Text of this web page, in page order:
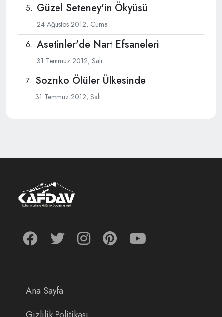
Güzel Seteney'in Ökyüsü
24 Ağustos 2012, Cuma
Asetinler'de Nart Efsaneleri
31 Temmuz 2012, Salı
Sozrıko Ölüler Ülkesinde
31 Temmuz 2012, Salı
Ana Sayfa
Gizlilik Politikası